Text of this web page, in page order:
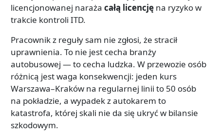
licencjonowanej naraża całą licencję na ryzyko w
trakcie kontroli ITD.
Pracownik z reguły sam nie zgłosi, że stracił
uprawnienia. To nie jest cecha branży
autobusowej — to cecha ludzka. W przewozie osób
różnicą jest waga konsekwencji: jeden kurs
Warszawa–Kraków na regularnej linii to 50 osób
na pokładzie, a wypadek z autokarem to
katastrofa, której skali nie da się ukryć w bilansie
szkodowym.